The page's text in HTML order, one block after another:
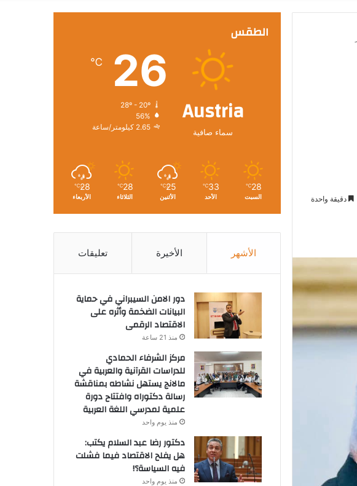
عن
دقيقة واحدة
الطقس
Austria
سماء صافية
26
℃
28º - 20º
56%
2.65 كيلومتر/ساعة
28
℃
السبت
33
℃
الأحد
25
℃
الأثنين
28
℃
الثلاثاء
28
℃
الأربعاء
الأشهر الأخيرة تعليقات
دور الامن السيبراني في حماية
البيانات الضخمة وأثره على
الاقتصاد الرقمى
منذ 21 ساعة
مركز الشرفاء الحمادي
للدراسات القرآنية والعربية في
مالانج يستهل نشاطه بمناقشة
رسالة دكتوراه وافتتاح دورة
علمية لمدرسي اللغة العربية
منذ يوم واحد
دكتور رضا عبد السلام يكتب:
هل يفلح الاقتصاد فيما فشلت
فيه السياسة؟!
منذ يوم واحد